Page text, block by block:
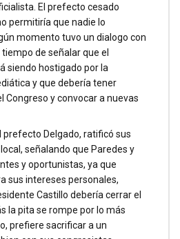
El prefecto cesado
permitiría que nadie lo
momento tuvo un dialogo con
de señalar que el
siendo hostigado por la
y que debería tener
Congreso y convocar a nuevas
prefecto Delgado, ratificó sus
señalando que Paredes y
y oportunistas, ya que
sus intereses personales,
Castillo debería cerrar el
la pita se rompe por lo más
prefiere sacrificar a un